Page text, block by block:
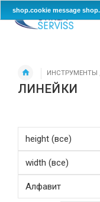
ИНСТРУМЕНТЫ
ЛИНЕЙКИ
shop.cookie message